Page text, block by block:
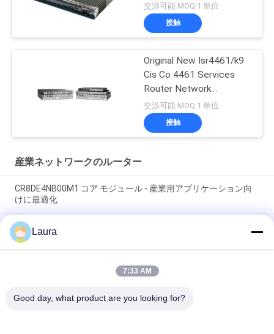
交渉可能 MOQ:1 単位
接触
Original New Isr4461/k9
Cis Co 4461 Services
Router Network
PouterISR4461/K9
交渉可能 MOQ:1 単位
接触
産業ネットワークのルーター
CR8DE4NB00M1 コア モジュール - 産業用アプリケーション向
けに最適化
C8300-2N2S-6T エンタープライズエッジルーター、6×1Gギガ
ビットRJ45ポート、2NIM+2SMモジュラースロット、デュアル
冗長電源、SD-WAN対応
ISR4431 K9 統合サービス ギガビット イーサネットネットワー
Laura
7:33 AM
Good day, what product are you looking for?